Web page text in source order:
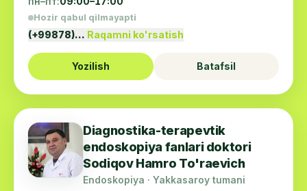
Hozir qabul qilmayapti
(+99878)… Raqamni ko'rsatish
Yozilish Batafsil
Diagnostika-terapevtik
endoskopiya fanlari doktori
Sodiqov Hamro To'raevich
Endoskopiya · Yakkasaroy tumani